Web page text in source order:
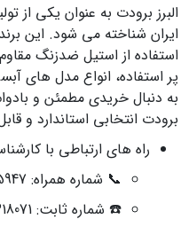
البرز برودت به‌ عنوان یکی از
ایران شناخته می‌ شود. این
استفاده از استیل ضدزنگ
پر استفاده، انواع مدل‌ های
به دنبال خریدی مطمئن و
برودت انتخابی استاندارد و
راه‌ های ارتباطی با
📞 شماره همراه: 09128195947
☎️ شماره ثابت: 02637318071